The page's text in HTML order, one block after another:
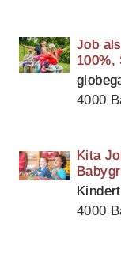
Job
100%,
4000
Kita
4000